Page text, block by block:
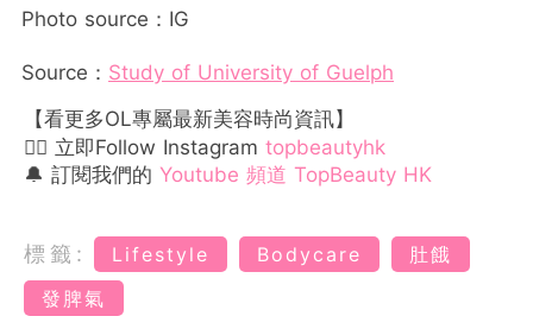
Photo source：IG
Source： Study of University of Guelph
【看更多OL專屬最新美容時尚資訊】
👉🏻 立即Follow Instagram topbeautyhk
🔔 訂閱我們的 Youtube 頻道 TopBeauty HK
標籤: Lifestyle Bodycare
肚餓
發脾氣